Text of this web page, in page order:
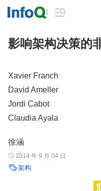

影响架构决策的
Xavier Franch
David Ameller
Jordi Cabot
Claudia Ayala
徐涵
 2014 年 9 月 04 日
架构